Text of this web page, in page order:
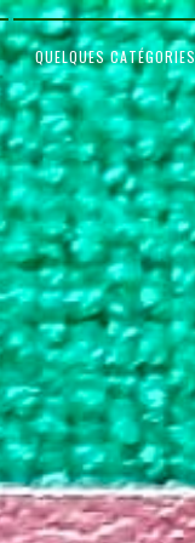
QUELQUES CATÉGORIES